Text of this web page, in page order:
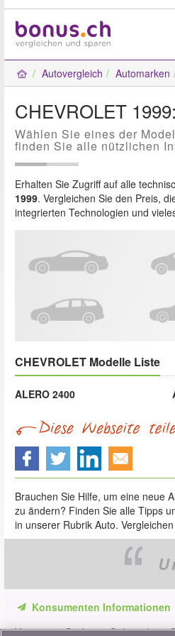
Autovergleich Automarken
CHEVROLET
Wählen Sie eines der
finden Sie alle nützlichen
Erhalten Sie Zugriff auf alle
1999. Vergleichen Sie den Preis,
integrierten Technologien und
CHEVROLET Modelle Liste
ALERO 2400
Brauchen Sie Hilfe, um eine neue
zu ändern? Finden Sie alle Tipps
in unserer Rubrik Auto.
Konsumenten Informationen
Verpassen Sie keine Gelegenheit,